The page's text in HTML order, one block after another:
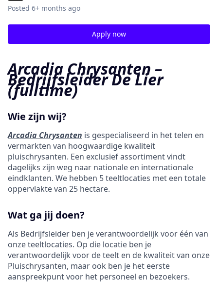
Posted 6+ months ago
Apply now
Arcadia Chrysanten –
Bedrijfsleider De Lier
(fulltime)
Wie zijn wij?
Arcadia Chrysanten is gespecialiseerd in het telen en
vermarkten van hoogwaardige kwaliteit
pluischrysanten. Een exclusief assortiment vindt
dagelijks zijn weg naar nationale en internationale
eindklanten. We hebben 5 teeltlocaties met een totale
oppervlakte van 25 hectare.
Wat ga jij doen?
Als Bedrijfsleider ben je verantwoordelijk voor één van
onze teeltlocaties. Op die locatie ben je
verantwoordelijk voor de teelt en de kwaliteit van onze
Pluischrysanten, maar ook ben je het eerste
aanspreekpunt voor het personeel en bezoekers.